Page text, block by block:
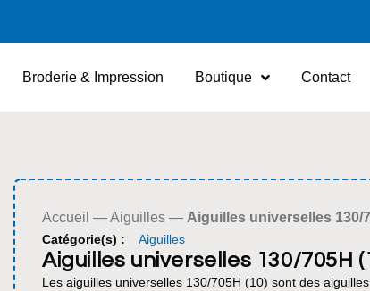
Broderie & Impression Boutique Contact
Accueil —Aiguilles — Aiguilles universelles 130/
Catégorie(s) : Aiguilles
Aiguilles universelles 130/705H
Les aiguilles universelles 130/705H (10) sont des